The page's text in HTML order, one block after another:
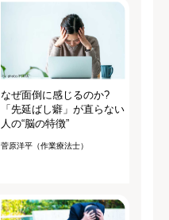
なぜ面倒に感じるのか?
「先延ばし癖」が直らない
人の“脳の特徴”
菅原洋平（作業療法士）